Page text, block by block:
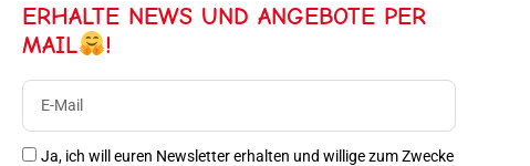
ERHALTE NEWS UND ANGEBOTE PER
MAIL
!
Ja, ich will euren Newsletter erhalten und willige zum Zwecke